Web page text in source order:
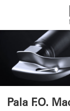
Pala F.O.